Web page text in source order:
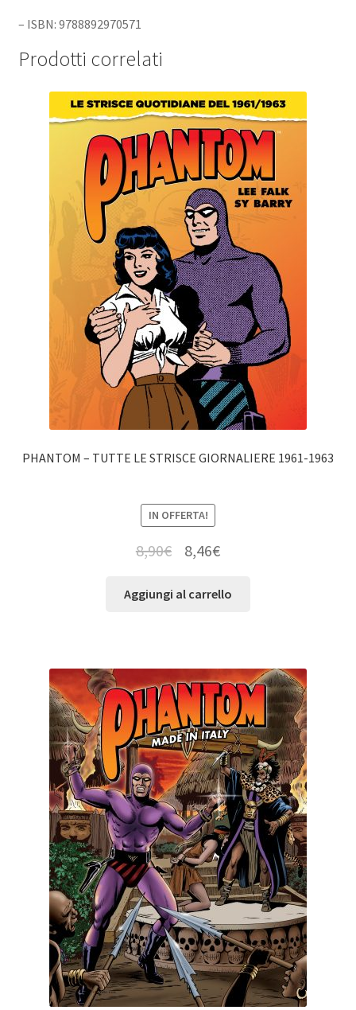
– ISBN: 9788892970571
Prodotti correlati
PHANTOM – TUTTE LE STRISCE GIORNALIERE 1961-1963
IN OFFERTA!
8,90€ 8,46€
Aggiungi al carrello